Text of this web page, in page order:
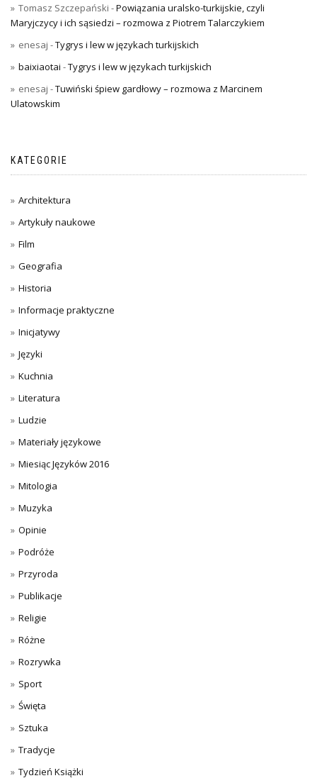
Tomasz Szczepański -Powiązania uralsko-turkijskie, czyli
Maryjczycy i ich sąsiedzi – rozmowa z Piotrem Talarczykiem
enesaj -Tygrys i lew w językach turkijskich
baixiaotai -Tygrys i lew w językach turkijskich
enesaj -Tuwiński śpiew gardłowy – rozmowa z Marcinem
Ulatowskim
KATEGORIE
Architektura
Artykuły naukowe
Film
Geografia
Historia
Informacje praktyczne
Inicjatywy
Języki
Kuchnia
Literatura
Ludzie
Materiały językowe
Miesiąc Języków 2016
Mitologia
Muzyka
Opinie
Podróże
Przyroda
Publikacje
Religie
Różne
Rozrywka
Sport
Święta
Sztuka
Tradycje
Tydzień Książki